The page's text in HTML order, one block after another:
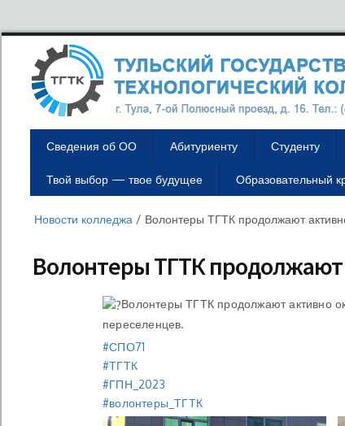
Сведения об ОО Абитуриенту Студенту
Твой выбор — твое будущее Образовательный
Новости колледжа / Волонтеры ТГТК продолжают
Волонтеры ТГТК
Волонтеры ТГТК продолжают активно
переселенцев.
#СПО71
#ТГТК
#ГПН_2023
#волонтеры_ТГТК